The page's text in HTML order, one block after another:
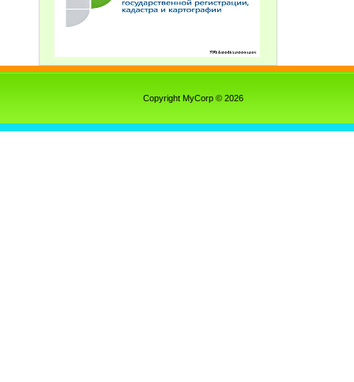
Copyright MyCorp © 2026